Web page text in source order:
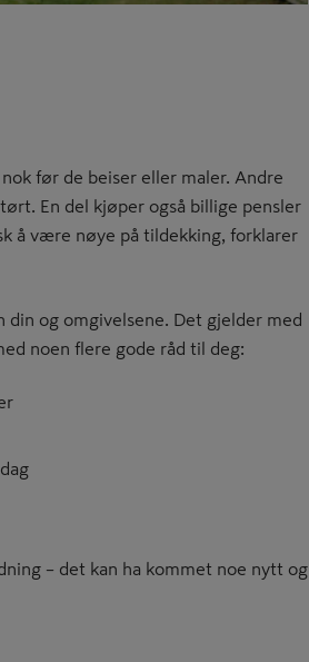
før de beiser eller maler. Andre
En del kjøper også billige pensler
å være nøye på tildekking, forklarer
din og omgivelsene. Det gjelder med
noen flere gode råd til deg:
– det kan ha kommet noe nytt og